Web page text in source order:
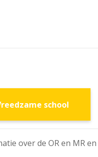
school
over de OR en MR